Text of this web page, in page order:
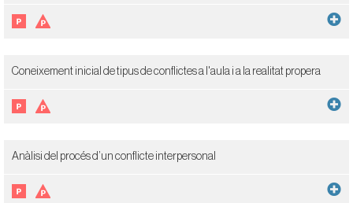
Coneixement inicial de tipus de conflictes a l'aula i a la realitat propera
Anàlisi del procés d’un conflicte interpersonal